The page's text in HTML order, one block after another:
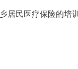
居民医疗保险的培